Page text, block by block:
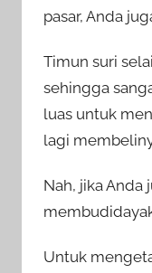
pasar, Anda
Timun suri
sehingga
luas untuk
lagi
Nah, jika
Untuk